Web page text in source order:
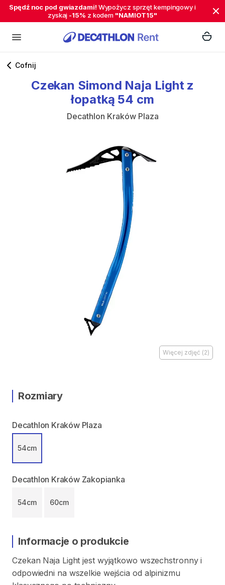
Spędź noc pod gwiazdami! Wypożycz sprzęt kempingowy i
zyskaj -15% z kodem "NAMIOT15"
Cofnij
Czekan Simond Naja Light z
łopatką 54 cm
Decathlon Kraków Plaza
Więcej zdjęć (2)
Rozmiary
Decathlon Kraków Plaza
54cm
Decathlon Kraków Zakopianka
54cm 60cm
Informacje o produkcie
Czekan Naja Light jest wyjątkowo wszechstronny i
odpowiedni na wszelkie wejścia od alpinizmu